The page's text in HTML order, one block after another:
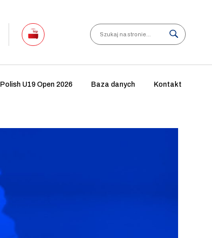
Search
Polish U19 Open 2026 Baza danych Kontakt